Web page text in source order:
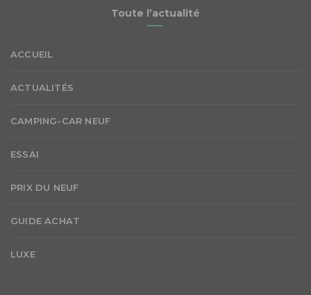
Toute l’actualité
ACCUEIL
ACTUALITÉS
CAMPING-CAR NEUF
ESSAI
PRIX DU NEUF
GUIDE ACHAT
LUXE